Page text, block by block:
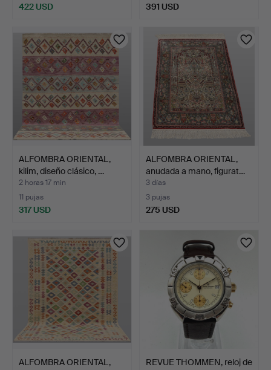
422 USD 391 USD
ALFOMBRA ORIENTAL,
kilim, diseño clásico, …
2 horas 17 min
11 pujas
317 USD
ALFOMBRA ORIENTAL,
anudada a mano, figurat…
3 días
3 pujas
275 USD
ALFOMBRA ORIENTAL,
REVUE THOMMEN, reloj de